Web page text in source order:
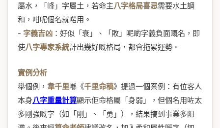
屬水，「峰」字屬土，若命主八字格局喜忌需要水土調
和，咁呢個名就啱用。
- 字義吉凶 ：好似「衰」、「敗」呢啲字義負面嘅名，即
使八字專家系統計出幾好嘅格局，都會拖累運勢。
實例分析
舉個例， 韋千里喺《千里命稿》提過一個案例：有位客人
本身八字重量計算顯示佢命格屬「身弱」，但個名用咗太
多剛強嘅字（如「剛」、「勇」），結果搞到事業多阻